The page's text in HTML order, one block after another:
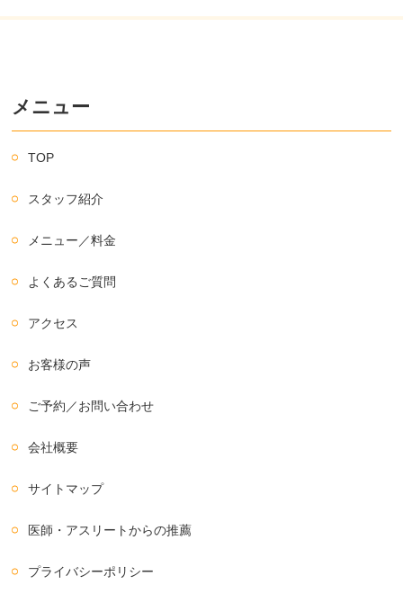
メニュー
TOP
スタッフ紹介
メニュー／料金
よくあるご質問
アクセス
お客様の声
ご予約／お問い合わせ
会社概要
サイトマップ
医師・アスリートからの推薦
プライバシーポリシー